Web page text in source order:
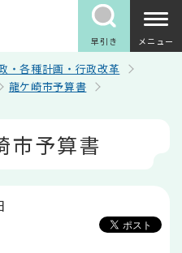
早引き メニュー
・各種計画・行政改革
龍ケ崎市予算書
市予算書